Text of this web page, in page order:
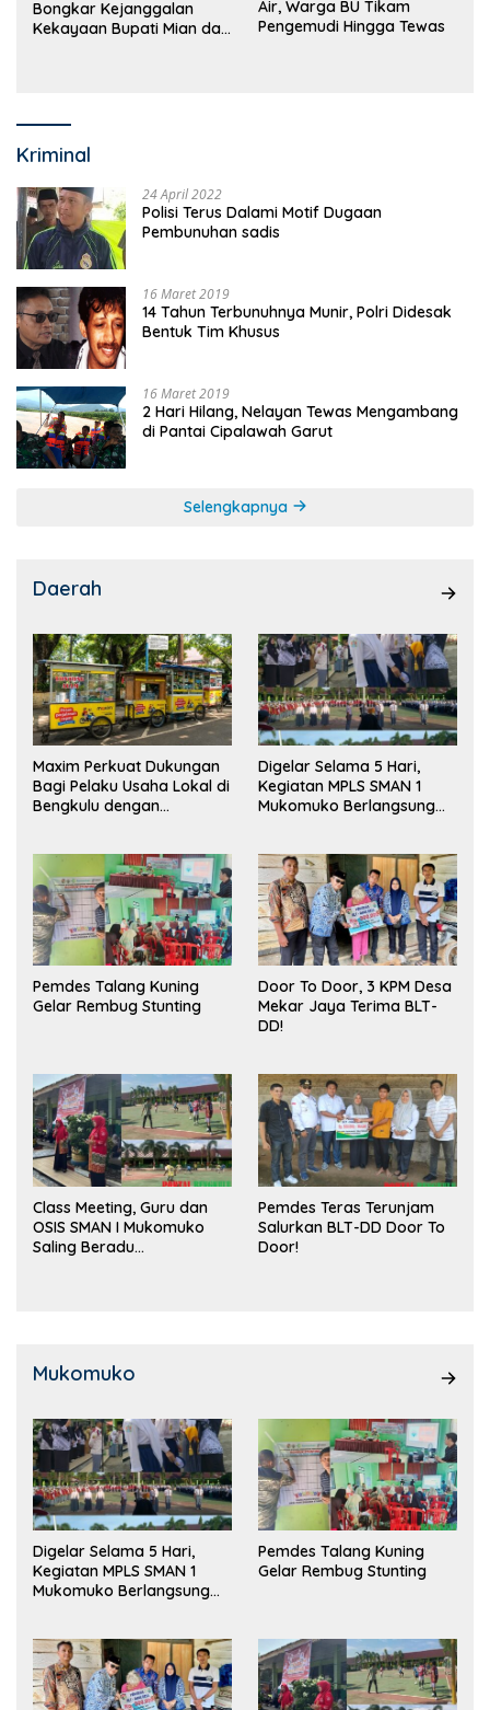
Bongkar Kejanggalan
Kekayaan Bupati Mian dan
Air, Warga BU Tikam
Pengemudi Hingga Tewas
Kriminal
24 April 2022
Polisi Terus Dalami Motif Dugaan
Pembunuhan sadis
16 Maret 2019
14 Tahun Terbunuhnya Munir, Polri Didesak
Bentuk Tim Khusus
16 Maret 2019
2 Hari Hilang, Nelayan Tewas Mengambang
di Pantai Cipalawah Garut
Selengkapnya
Daerah
Maxim Perkuat Dukungan
Bagi Pelaku Usaha Lokal di
Bengkulu dengan
Pasar
Digelar Selama 5 Hari,
Kegiatan MPLS SMAN 1
Mukomuko Berlangsung
Pemdes Talang Kuning
Gelar Rembug Stunting
Door To Door, 3 KPM Desa
Mekar Jaya Terima BLT-
DD!
Class Meeting, Guru dan
OSIS SMAN I Mukomuko
Saling Beradu
Pemdes Teras Terunjam
Salurkan BLT-DD Door To
Door!
Mukomuko
Digelar Selama 5 Hari,
Kegiatan MPLS SMAN 1
Mukomuko Berlangsung
Pemdes Talang Kuning
Gelar Rembug Stunting